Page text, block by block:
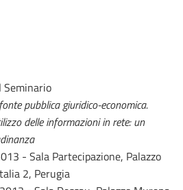
Seminario
pubblica giuridico-economica.
delle informazioni in rete: un
- Sala Partecipazione, Palazzo
2, Perugia